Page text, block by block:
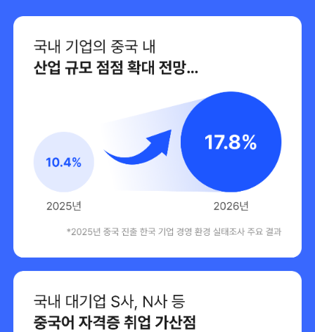
강의가 하나가 길지 않으니까 하루에 다 볼 수도 있을 것 같아
두 번 세 번 열심히 돌려보고 다음 여행 때 써 먹어야겠습니
다.
실무에서 바로 써 먹을 수 있는 강의
중국어 자격증은 있지만, 중국 문화와 비즈니스 용어를 몰라
앞으로의 회사 생활이 너무 고민이었는데, 마침 이 패키지를
어렸을 때 중국에 아주 잠깐 살다가 취업할 때 급하게 필요해